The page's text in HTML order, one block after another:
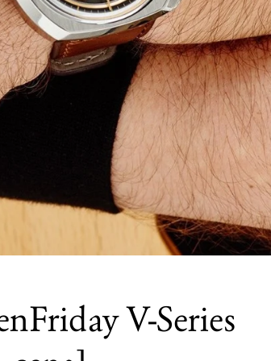
V-Series